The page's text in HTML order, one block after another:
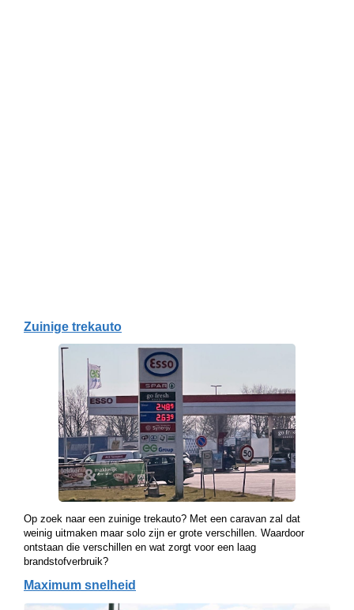
Zuinige trekauto
Op zoek naar een zuinige trekauto? Met een caravan zal dat
weinig uitmaken maar solo zijn er grote verschillen. Waardoor
ontstaan die verschillen en wat zorgt voor een laag
brandstofverbruik?
Maximum snelheid